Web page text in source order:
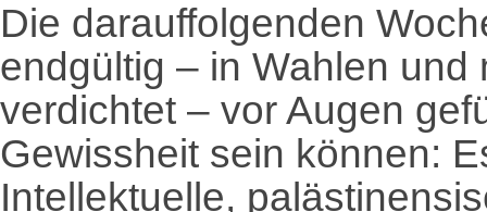
Die darauffolgenden
endgültig – in Wahlen
verdichtet – vor Augen
Gewissheit sein können:
Intellektuelle,